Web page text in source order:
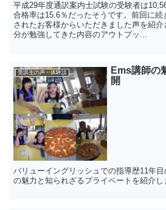
平成29年度通訳案内士試験の受験者は
合格率は15.6％だったそうです。前回に
されたお客様からいただきました声を紹
分が勉強してきた内容のアウトプッ...
受講生の声・体験談
Ems講師の
開
バリューイングリッシュでの指導歴11年
の魅力と知られざるプライベートを紹介し